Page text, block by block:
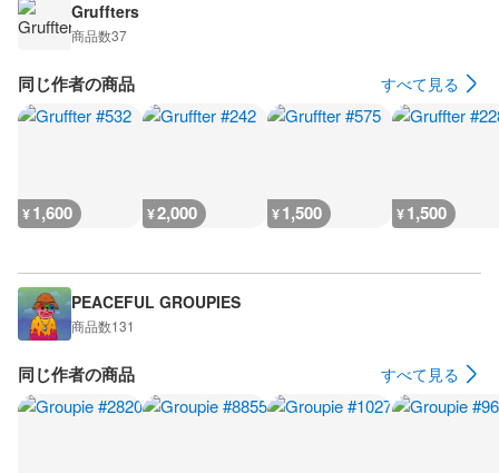
Gruffters
商品数37
同じ作者の商品 すべて見る
¥1,600 ¥2,000 ¥1,500 ¥1,500
PEACEFUL GROUPIES
商品数131
同じ作者の商品 すべて見る